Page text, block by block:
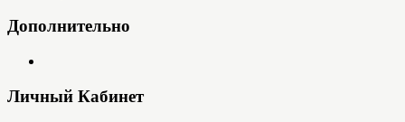
Дополнительно
Личный Кабинет